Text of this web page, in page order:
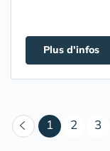
Plus d'infos
1 (courant)
2 3